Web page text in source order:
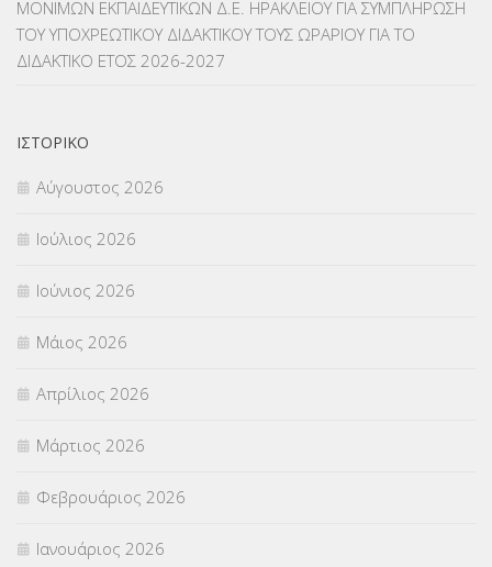
ΜΕΤΑΦΟΡΑ ΜΑΘΗΤΩΝ(3)
ΝΟΜΟΘΕΣΙΑ(66)
ΜΟΝΙΜΩΝ ΕΚΠΑΙΔΕΥΤΙΚΩΝ Δ.Ε. ΗΡΑΚΛΕΙΟΥ ΓΙΑ ΣΥΜΠΛΗΡΩΣΗ
ΤΟΥ ΥΠΟΧΡΕΩΤΙΚΟΥ ΔΙΔΑΚΤΙΚΟΥ ΤΟΥΣ ΩΡΑΡΙΟΥ ΓΙΑ ΤΟ
ΔΙΔΑΚΤΙΚΟ ΕΤΟΣ 2026-2027
ΙΣΤΟΡΙΚΌ
Αύγουστος 2026
Ιούλιος 2026
Ιούνιος 2026
Μάιος 2026
Απρίλιος 2026
Μάρτιος 2026
Φεβρουάριος 2026
Ιανουάριος 2026